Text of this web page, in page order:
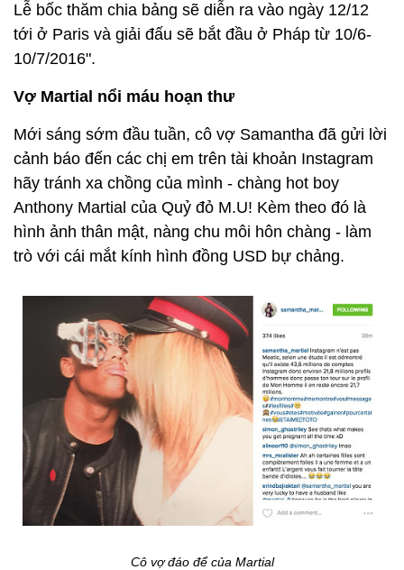
Lễ bốc thăm chia bảng sẽ diễn ra vào ngày 12/12
tới ở Paris và giải đấu sẽ bắt đầu ở Pháp từ 10/6-
10/7/2016".
Vợ Martial nổi máu hoạn thư
Mới sáng sớm đầu tuần, cô vợ Samantha đã gửi lời
cảnh báo đến các chị em trên tài khoản Instagram
hãy tránh xa chồng của mình - chàng hot boy
Anthony Martial của Quỷ đỏ M.U! Kèm theo đó là
hình ảnh thân mật, nàng chu môi hôn chàng - làm
trò với cái mắt kính hình đồng USD bự chảng.
Cô vợ đáo để của Martial